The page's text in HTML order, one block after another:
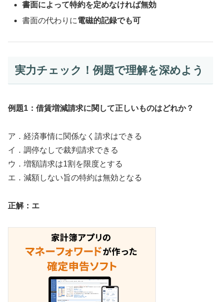
書面によって特約を定めなければ無効
書面の代わりに電磁的記録でも可
実力チェック！例題で理解を深めよう
例題1：借賃増減請求に関して正しいものはどれか？
ア．経済事情に関係なく請求はできる
イ．調停なしで裁判請求できる
ウ．増額請求は1割を限度とする
エ．減額しない旨の特約は無効となる
正解：エ